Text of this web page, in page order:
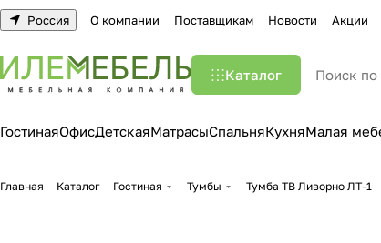
Россия О компании Поставщикам Новости Акции
Каталог
ГостинаяОфисДетскаяМатрасыСпальняКухняМалая
Главная Каталог Гостиная Тумбы Тумба ТВ Ливорно ЛТ-1